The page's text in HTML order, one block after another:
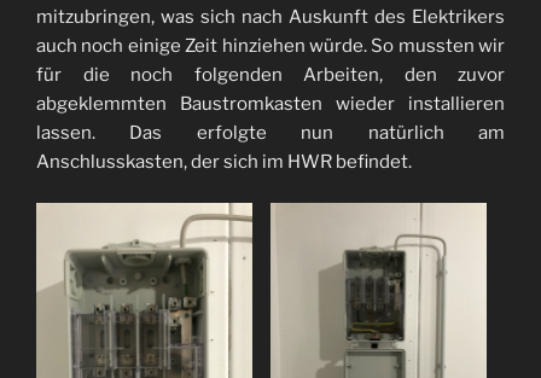
mitzubringen, was sich nach Auskunft des Elektrikers
auch noch einige Zeit hinziehen würde. So mussten wir
für die noch folgenden Arbeiten, den zuvor
abgeklemmten Baustromkasten wieder installieren
lassen. Das erfolgte nun natürlich am
Anschlusskasten, der sich im HWR befindet.